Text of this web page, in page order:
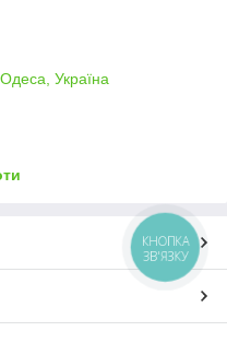
Україна
КНОПКА
ЗВ'ЯЗКУ